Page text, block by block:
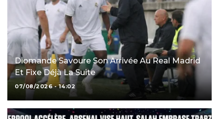
Diomande Savoure Son Arrivée Au Real Madrid
Et Fixe Déjà La Suite
07/08/2026 - 14:02